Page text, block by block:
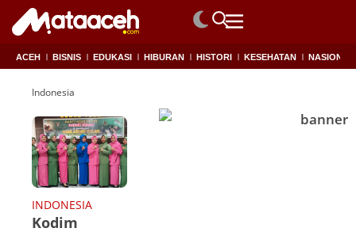
ACEH BISNIS EDUKASI HIBURAN HISTORI KESEHATAN NASIONAL
Indonesia
INDONESIA
Kodim